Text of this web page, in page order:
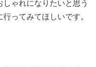
ゃれになりたいと思う
ってみてほしいです。